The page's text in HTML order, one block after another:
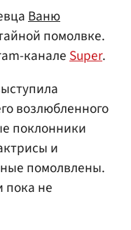
Ваню
помолвке.
каналеSuper.
возлюбленного
поклонники
и
помолвлены.
пока не